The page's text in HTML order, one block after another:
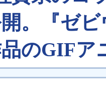
。『ゼ
のGIFア